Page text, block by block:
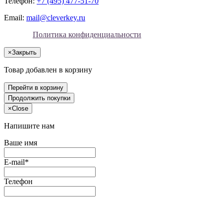
Email: mail@cleverkey.ru
Политика конфиденциальности
×Закрыть
Товар добавлен в корзину
Перейти в корзину
Продолжить покупки
×Close
Напишите нам
Ваше имя
E-mail*
Телефон